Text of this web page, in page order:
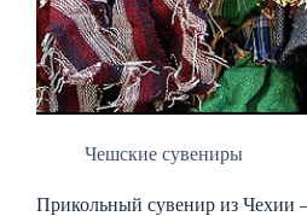
Чешские сувениры
Прикольный сувенир из